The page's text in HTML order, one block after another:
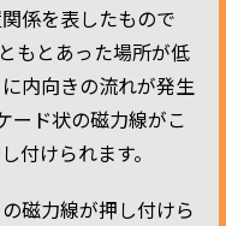
係を表したもので
もとあった場所が低
内向きの流れが発生
ード状の磁力線がこ
付けられます。
磁力線が押し付けら